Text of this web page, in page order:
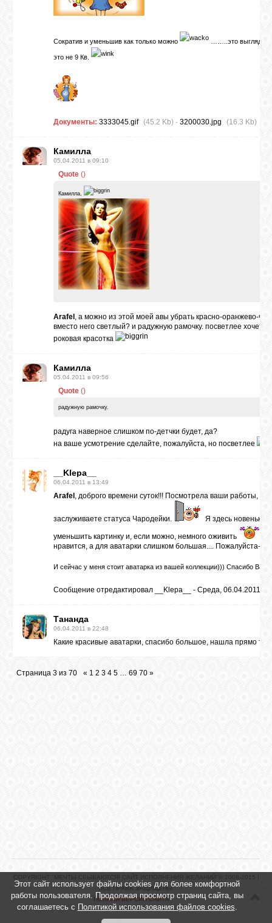
Сократив и уменьшив как только можно ……..это выглядит
это не 9 Кв.
Документы: 3333045.gif (45.2 Kb) · 3200030.jpg (16.3 Kb)
Камилла
05.04.2011 в 09:10
Quote ()
Камилла,
Arafel , а можно из этой моей авы убрать красно-оранжево-
вместо него светлый? и радужную рамочку. посветлее
роковая красотка
Камилла
05.04.2011 в 09:56
Quote ()
радужную рамочку.
радуга наверное слишком по-детчки будет, да?
на ваше усмотрение сделайте, пожалуйста, но посветлее
__Klepa__
06.04.2011 в 13:49
Arafel , доброго времени суток!!! Посмотрела ваши работы, Вы
заслуживаете статуса Чародейки. Я здесь
уменьшить картинку и, если можно, немного оживить
нравится, а для аватарки слишком большая.... Пожалуйста-а-
И сейчас у меня стоит аватарка из вашей коллекции))) Спасибо Вам
Сообщение отредактировал __Klepa__ - Среда, 06.04.2011,
Тананда
06.04.2011 в 22:48
Какие красивые аватарки, спасибо большое, нашла прямо то,
Страница 3 из 70 « 1 2 3 4 5 … 69 70 »
COPYRIGHT "МЕЧТЫ СБЫВАЮТСЯ! САЙТ ИСПОЛНЕНИЯ ЖЕЛАНИЙ"© 2008-2015 |
ВСЕ ПРАВА ЗАЩИЩЕНЫ.
ПОЛНАЯ ВЕРСИЯ САЙТА
Этот сайт использует файлы cookies для более комфортной
работы пользователя. Продолжая просмотр страниц сайта, вы
соглашаетесь с Политикой использования файлов cookies.